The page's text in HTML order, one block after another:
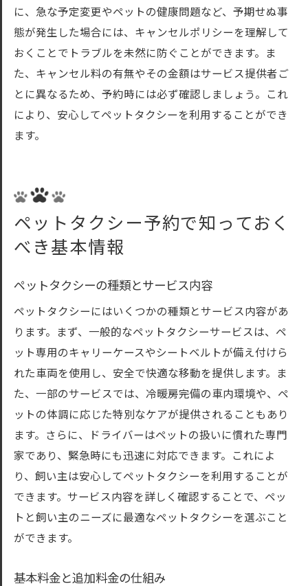
に、急な予定変更やペットの健康問題など、予期せぬ事
態が発生した場合には、キャンセルポリシーを理解して
おくことでトラブルを未然に防ぐことができます。ま
た、キャンセル料の有無やその金額はサービス提供者ご
とに異なるため、予約時には必ず確認しましょう。これ
により、安心してペットタクシーを利用することができ
ます。
ペットタクシー予約で知っておく
べき基本情報
ペットタクシーの種類とサービス内容
ペットタクシーにはいくつかの種類とサービス内容があ
ります。まず、一般的なペットタクシーサービスは、ペ
ット専用のキャリーケースやシートベルトが備え付けら
れた車両を使用し、安全で快適な移動を提供します。ま
た、一部のサービスでは、冷暖房完備の車内環境や、ペ
ットの体調に応じた特別なケアが提供されることもあり
ます。さらに、ドライバーはペットの扱いに慣れた専門
家であり、緊急時にも迅速に対応できます。これによ
り、飼い主は安心してペットタクシーを利用することが
できます。サービス内容を詳しく確認することで、ペッ
トと飼い主のニーズに最適なペットタクシーを選ぶこと
ができます。
基本料金と追加料金の仕組み